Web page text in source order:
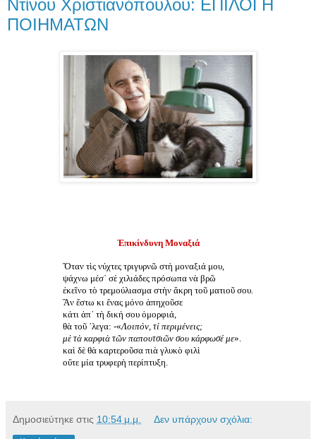
Ντίνου Χριστιανόπουλου: ΕΠΙΛΟΓΗ
ΠΟΙΗΜΑΤΩΝ
Ἐπικίνδυνη Μοναξιά
Ὅταν τὶς νύχτες τριγυρνῶ στὴ μοναξιά μου,
ψάχνω μέσ᾿ σὲ χιλιάδες πρόσωπα νὰ βρῶ
ἐκεῖνο τὸ τρεμούλιασμα στὴν ἄκρη τοῦ ματιοῦ σου.
Ἂν ἔστω κι ἕνας μόνο ἀπηχοῦσε
κάτι ἀπ᾿ τὴ δική σου ὀμορφιά,
θὰ τοῦ ῾λεγα: -«Λοιπόν, τί περιμένεις;
μὲ τὰ καρφιὰ τῶν παπουτσιῶν σου κάρφωσέ με».
καὶ δὲ θὰ καρτεροῦσα πιὰ γλυκὸ φιλὶ
οὔτε μία τρυφερὴ περίπτυξη.
Δημοσιεύτηκε στις 10:54 μ.μ. Δεν υπάρχουν σχόλια: